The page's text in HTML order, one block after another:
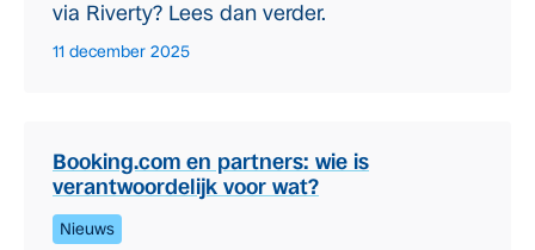
via Riverty? Lees dan verder.
11 december 2025
Booking.com en partners: wie is
verantwoordelijk voor wat?
Nieuws